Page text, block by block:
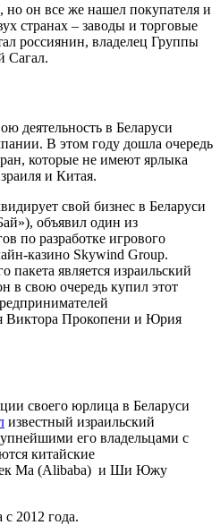
он все же нашел покупателя и
странах – заводы и торговые
россиянин, владелец Группы
Сагал.
деятельность в Беларуси
В этом году дошла очередь
которые не имеют ярлыка
и Китая.
свой бизнес в Беларуси
объявил один из
по разработке игрового
казино Skywind Group.
пакета является израильский
в свою очередь купил этот
Виктора Прокопени и Юрия
своего юрлица в Беларуси
известный израильский
его владельцами с
китайские
Ма (Alibaba) и Ши Южу
с 2012 года.